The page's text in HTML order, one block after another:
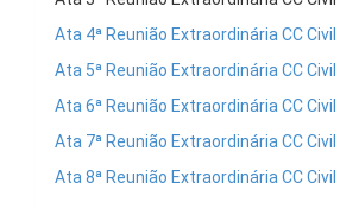
Ata 4ª Reunião Extraordinária CC Civil
Ata 5ª Reunião Extraordinária CC Civil
Ata 6ª Reunião Extraordinária CC Civil
Ata 7ª Reunião Extraordinária CC Civil
Ata 8ª Reunião Extraordinária CC Civil